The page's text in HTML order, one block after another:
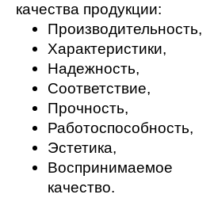
качества продукции:
Производительность,
Характеристики,
Надежность,
Соответствие,
Прочность,
Работоспособность,
Эстетика,
Воспринимаемое
качество.